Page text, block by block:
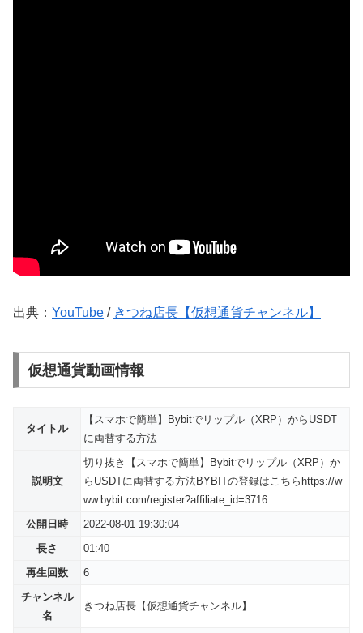
出典： YouTube / きつね店長【仮想通貨チャンネル】
仮想通貨動画情報
タイトル
【スマホで簡単】Bybitでリップル（XRP）からUSDT
に両替する方法
説明文
切り抜き【スマホで簡単】Bybitでリップル（XRP）か
らUSDTに両替する方法BYBITの登録はこちらhttps://w
ww.bybit.com/register?affiliate_id=3716...
公開日時
2022-08-01 19:30:04
長さ
01:40
再生回数
6
チャンネル
名
きつね店長【仮想通貨チャンネル】